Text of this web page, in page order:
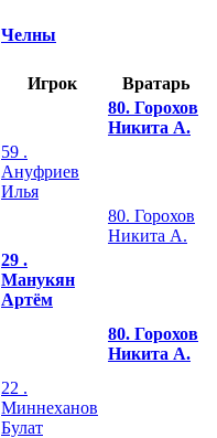
Челны
Игрок Вратарь
80. Горохов
Никита А.
59 .
Ануфриев
Илья
80. Горохов
Никита А.
29 .
Манукян
Артём
80. Горохов
Никита А.
22 .
Миннеханов
Булат